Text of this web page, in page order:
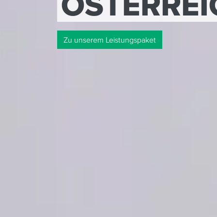
Zu unserem Leistungspaket